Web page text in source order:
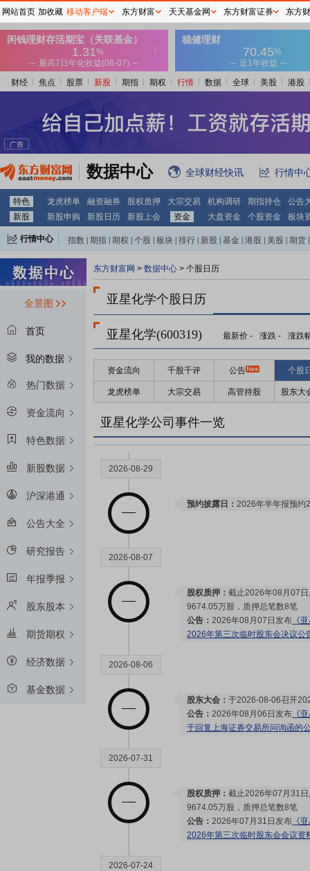
财经 焦点 股票 新股 期指 期权 行情 数据 全球 美股 港股
数据中心 全球财经快讯 行情中
特色 龙虎榜单 融资融券 股权质押 大宗交易 机构调研 期指持仓
公告
新股
新股申购 新股日历 新股上会 资金 大盘资金 个股资金 板块
行情中心 指数 期指 期权 个股 板块 排行 新股 基金 港股 美股 期货
全景图
首页
我的数据
热门数据
资金流向
特色数据
新股数据
沪深港通
公告大全
研究报告
年报季报
股东股本
期货期权
经济数据
基金数据
东方财富网 > 数据中心 > 个股日历
亚星化学个股日历
亚星化学(600319) 最新价 - 涨跌 - 涨跌
资金流向 千股千评 公告 个股
龙虎榜单 大宗交易 高管持股 股东大
亚星化学公司事件一览
2026-08-29
预约披露日： 2026年半年报预约
2026-08-07
股权质押： 截止2026年08月07
9674.05万股，质押总笔数8笔
公告： 2026年08月07日发布 《
2026年第三次临时股东会决议公
2026-08-06
股东大会： 于2026-08-06召开
公告： 2026年08月06日发布 《
于回复上海证券交易所问询函的
2026-07-31
股权质押： 截止2026年07月31
9674.05万股，质押总笔数8笔
公告： 2026年07月31日发布 《
2026年第三次临时股东会会议资
2026-07-24
网站首页 加收藏 移动客户端 东方财富 天天基金网 东方财富证券 东方